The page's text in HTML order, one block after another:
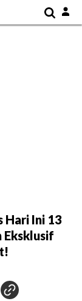
Hari Ini 13
Eksklusif